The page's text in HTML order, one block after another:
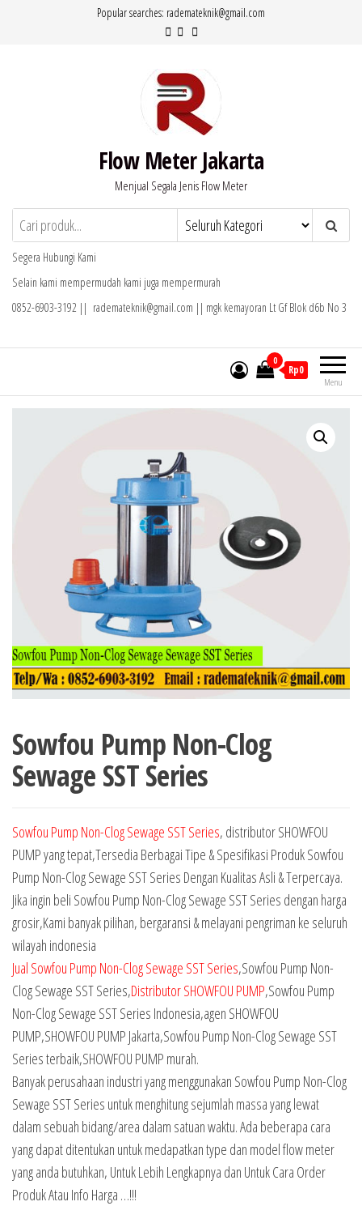
Popular searches: rademateknik@gmail.com
Flow Meter Jakarta
Menjual Segala Jenis Flow Meter
Segera Hubungi Kami
Selain kami mempermudah kami juga mempermurah
0852-6903-3192 || rademateknik@gmail.com || mgk kemayoran Lt Gf Blok d6b No 3
Menu
0
Rp0
Sowfou Pump Non-Clog
Sewage SST Series
Sowfou Pump Non-Clog Sewage SST Series, distributor SHOWFOU
PUMP yang tepat,Tersedia Berbagai Tipe & Spesifikasi Produk Sowfou
Pump Non-Clog Sewage SST Series Dengan Kualitas Asli & Terpercaya.
Jika ingin beli Sowfou Pump Non-Clog Sewage SST Series dengan harga
grosir,Kami banyak pilihan, bergaransi & melayani pengriman ke seluruh
wilayah indonesia
Jual Sowfou Pump Non-Clog Sewage SST Series,Sowfou Pump Non-
Clog Sewage SST Series,Distributor SHOWFOU PUMP,Sowfou Pump
Non-Clog Sewage SST Series Indonesia,agen SHOWFOU
PUMP,SHOWFOU PUMP Jakarta,Sowfou Pump Non-Clog Sewage SST
Series terbaik,SHOWFOU PUMP murah.
Banyak perusahaan industri yang menggunakan Sowfou Pump Non-Clog
Sewage SST Series untuk menghitung sejumlah massa yang lewat
dalam sebuah bidang/area dalam satuan waktu. Ada beberapa cara
yang dapat ditentukan untuk medapatkan type dan model flow meter
yang anda butuhkan, Untuk Lebih Lengkapnya dan Untuk Cara Order
Produk Atau Info Harga …!!!